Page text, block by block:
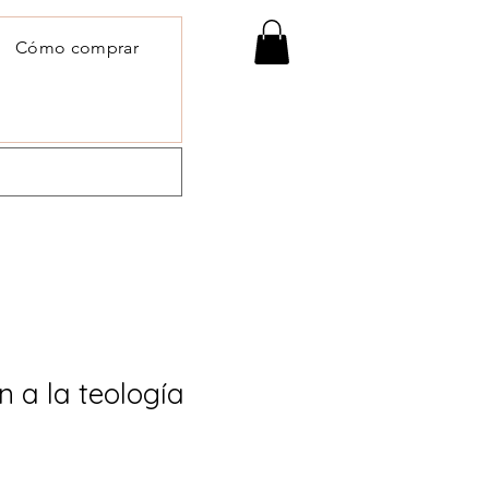
Cómo comprar
a la teología